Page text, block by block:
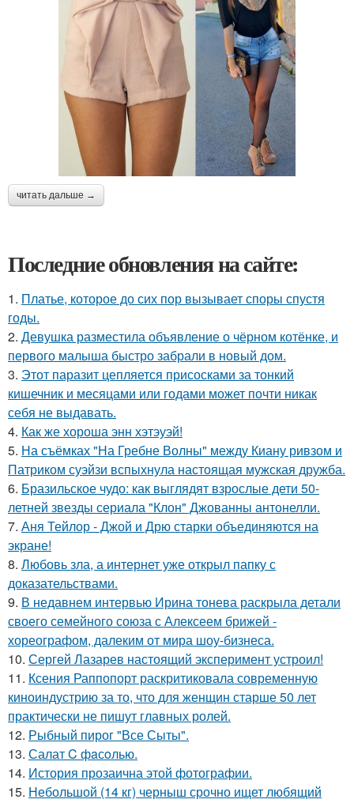
читать дальше →
Последние обновления на сайте:
1. Платье, которое до сих пор вызывает споры спустя
годы.
2. Девушка разместила объявление о чёрном котёнке, и
первого малыша быстро забрали в новый дом.
3. Этот паразит цепляется присосками за тонкий
кишечник и месяцами или годами может почти никак
себя не выдавать.
4. Как же хороша энн хэтэуэй!
5. На съёмках "На Гребне Волны" между Киану ривзом и
Патриком суэйзи вспыхнула настоящая мужская дружба.
6. Бразильское чудо: как выглядят взрослые дети 50-
летней звезды сериала "Клон" Джованны антонелли.
7. Аня Тейлор - Джой и Дрю старки объединяются на
экране!
8. Любовь зла, а интернет уже открыл папку с
доказательствами.
9. В недавнем интервью Ирина тонева раскрыла детали
своего семейного союза с Алексеем брижей -
хореографом, далеким от мира шоу-бизнеса.
10. Сергей Лазарев настоящий эксперимент устроил!
11. Ксения Раппопорт раскритиковала современную
киноиндустрию за то, что для женщин старше 50 лет
практически не пишут главных ролей.
12. Рыбный пирог "Все Сыты".
13. Салат C фaсoлью.
14. История прозаична этой фотографии.
15. Небольшой (14 кг) черныш срочно ищет любящий